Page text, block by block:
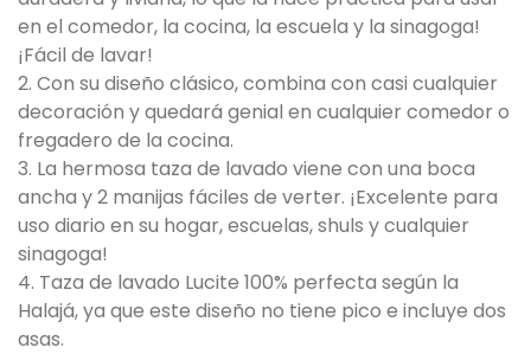
en el comedor, la cocina, la escuela y la sinagoga!
¡Fácil de lavar!
2. Con su diseño clásico, combina con casi cualquier
decoración y quedará genial en cualquier comedor o
fregadero de la cocina.
3. La hermosa taza de lavado viene con una boca
ancha y 2 manijas fáciles de verter. ¡Excelente para
uso diario en su hogar, escuelas, shuls y cualquier
sinagoga!
4. Taza de lavado Lucite 100% perfecta según la
Halajá, ya que este diseño no tiene pico e incluye dos
asas.